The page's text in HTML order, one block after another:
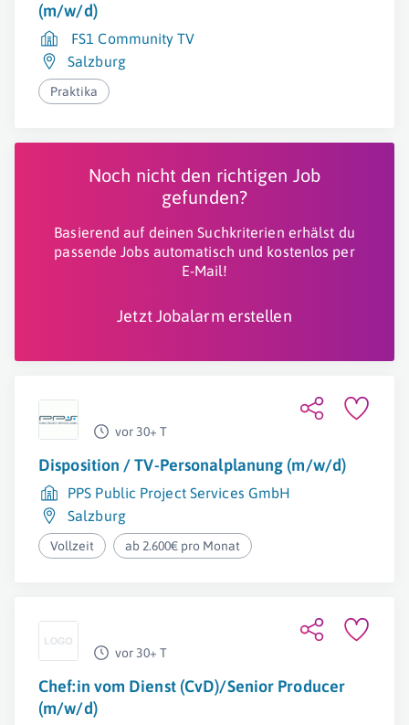
(m/w/d)
FS1 Community TV
Salzburg
Praktika
Noch nicht den richtigen Job
gefunden?
Basierend auf deinen Suchkriterien erhälst du
passende Jobs automatisch und kostenlos per
E-Mail!
Jetzt Jobalarm erstellen
vor 30+ T
Disposition / TV-Personalplanung (m/w/d)
PPS Public Project Services GmbH
Salzburg
Vollzeit ab 2.600€ pro Monat
vor 30+ T
Chef:in vom Dienst (CvD)/Senior Producer
(m/w/d)